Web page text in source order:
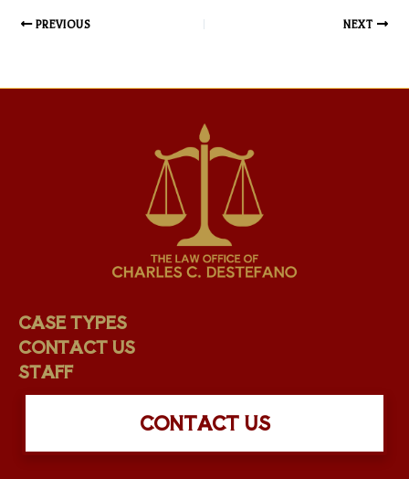
CONTACT US
PREVIOUS NEXT
CASE TYPES
CONTACT US
STAFF